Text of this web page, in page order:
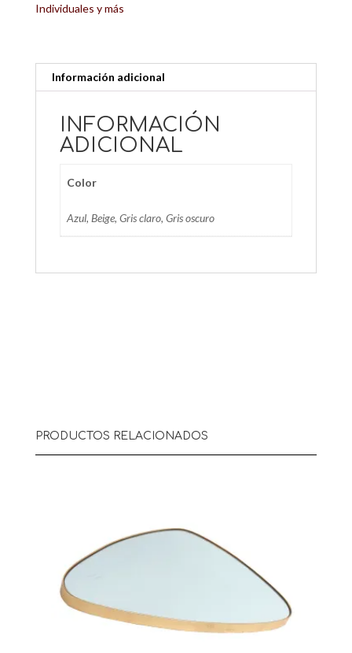
Individuales y más
Información adicional
INFORMACIÓN
ADICIONAL
Color
Azul, Beige, Gris claro, Gris oscuro
PRODUCTOS RELACIONADOS